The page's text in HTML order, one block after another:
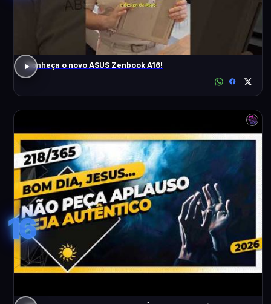
Conheça o novo ASUS Zenbook A16!
16